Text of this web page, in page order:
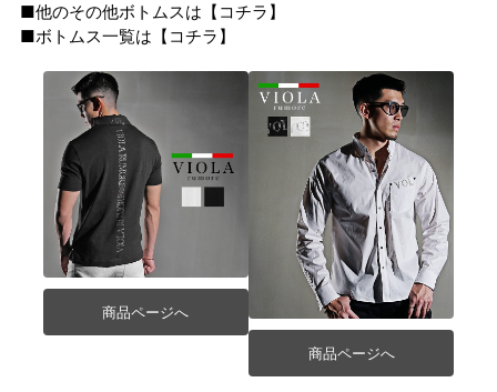
■他のその他ボトムスは【 コチラ 】
■ボトムス一覧は【 コチラ 】
商品ページへ
商品ページへ